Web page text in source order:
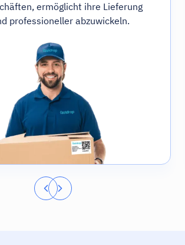
ermöglicht ihre Lieferung
professioneller abzuwickeln.